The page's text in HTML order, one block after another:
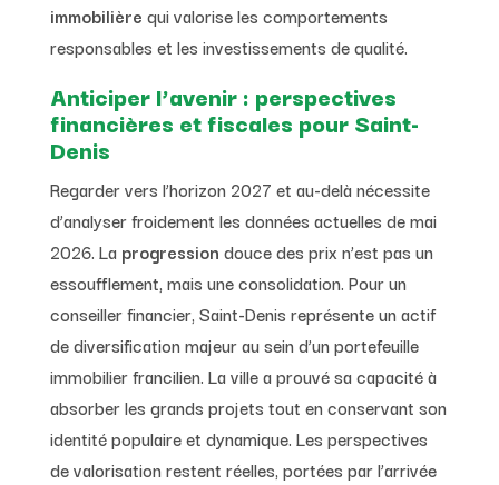
immobilière qui valorise les comportements
responsables et les investissements de qualité.
Anticiper l’avenir : perspectives
financières et fiscales pour Saint-
Denis
Regarder vers l’horizon 2027 et au-delà nécessite
d’analyser froidement les données actuelles de mai
2026. La progression douce des prix n’est pas un
essoufflement, mais une consolidation. Pour un
conseiller financier, Saint-Denis représente un actif
de diversification majeur au sein d’un portefeuille
immobilier francilien. La ville a prouvé sa capacité à
absorber les grands projets tout en conservant son
identité populaire et dynamique. Les perspectives
de valorisation restent réelles, portées par l’arrivée